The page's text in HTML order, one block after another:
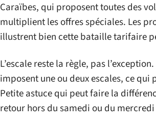
Caraïbes, qui proposent toutes des
multiplient les offres spéciales. Les
illustrent bien cette bataille tarifaire
L’escale reste la règle, pas
imposent une ou deux escales, ce
Petite astuce qui peut faire la
retour hors du samedi ou du